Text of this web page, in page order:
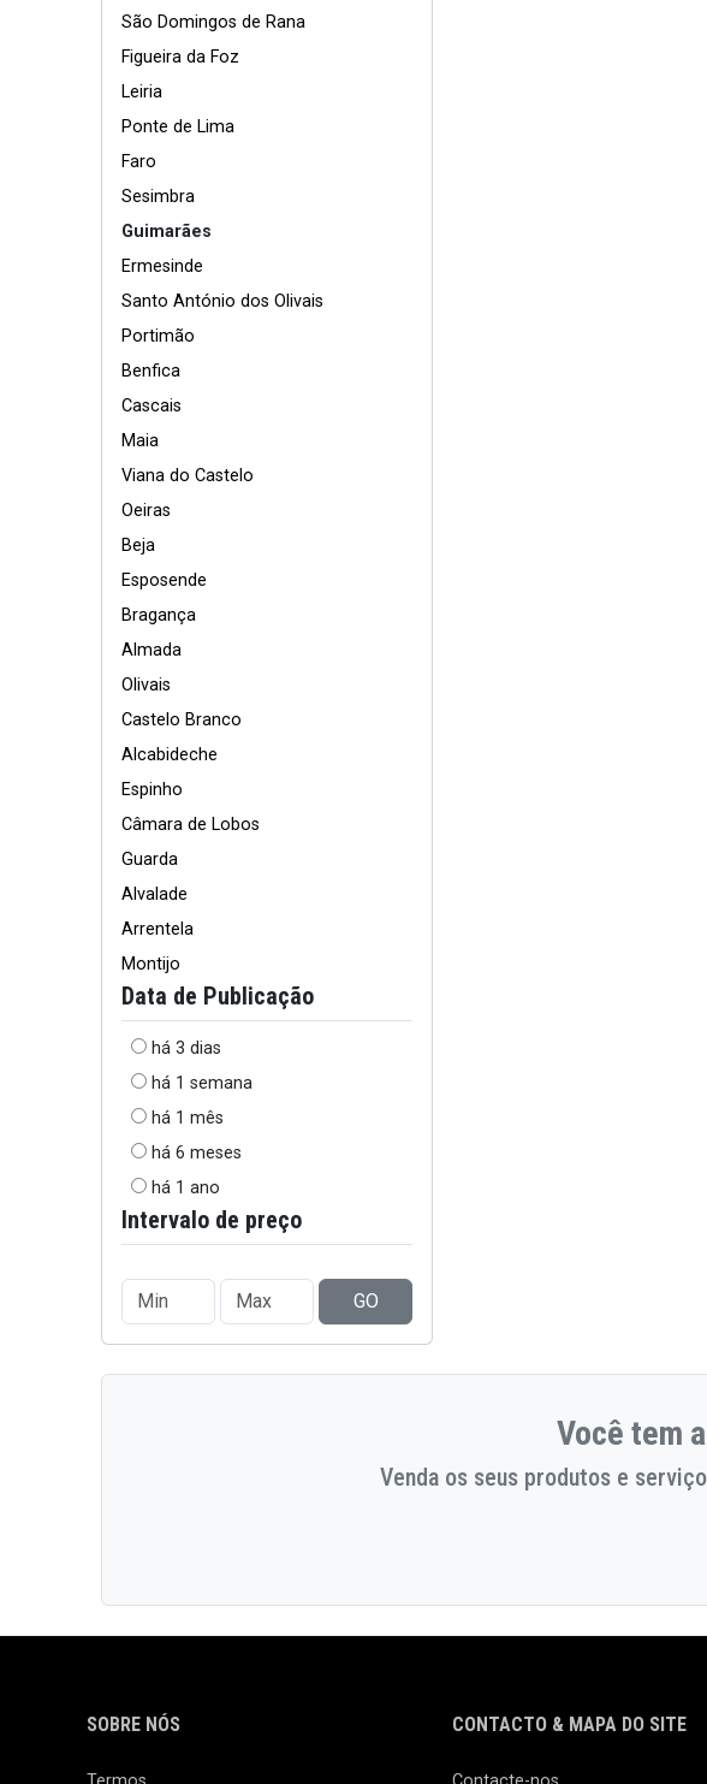
São Domingos de Rana
Figueira da Foz
Leiria
Ponte de Lima
Faro
Sesimbra
Guimarães
Ermesinde
Santo António dos Olivais
Portimão
Benfica
Cascais
Maia
Viana do Castelo
Oeiras
Beja
Esposende
Bragança
Almada
Olivais
Castelo Branco
Alcabideche
Espinho
Câmara de Lobos
Guarda
Alvalade
Arrentela
Montijo
Data de Publicação
há 3 dias
há 1 semana
há 1 mês
há 6 meses
há 1 ano
Intervalo de preço
GO
Você tem
Venda os seus produtos e
SOBRE NÓS CONTACTO & MAPA DO SITE